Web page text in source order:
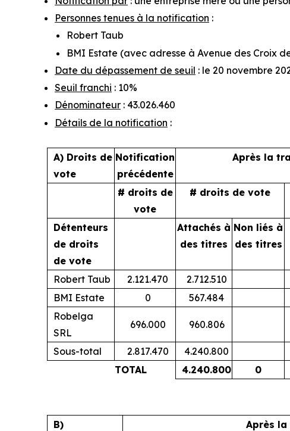
Personnes tenues à la notification :
Robert Taub
BMI Estate (avec adresse à Avenue des Croix
Date du dépassement de seuil : le 20 novembre
Seuil franchi : 10%
Dénominateur : 43.026.460
Détails de la notification :
A) Droits de
vote
Notification
précédente
Après la
# droits de
vote
# droits de vote
Détenteurs
de droits
de vote
Attachés à
des titres
Non liés à
des titres
Robert Taub
2.121.470 2.712.510
BMI Estate
0 567.484
Robelga
SRL
696.000 960.806
Sous-total 2.817.470 4.240.800
TOTAL
4.240.800 0
B)
Après